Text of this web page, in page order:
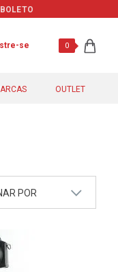
se 0
OUTLET
POR
Mais Vendidos